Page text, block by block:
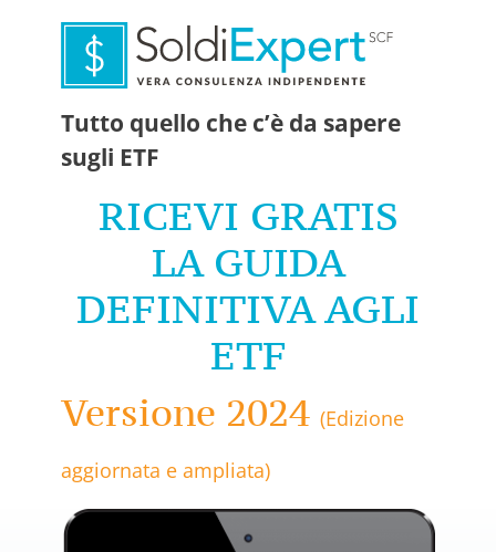
Tutto quello che c’è da sapere
sugli ETF
RICEVI GRATIS
LA GUIDA
DEFINITIVA AGLI
ETF
Versione 2024 (Edizione
aggiornata e ampliata)